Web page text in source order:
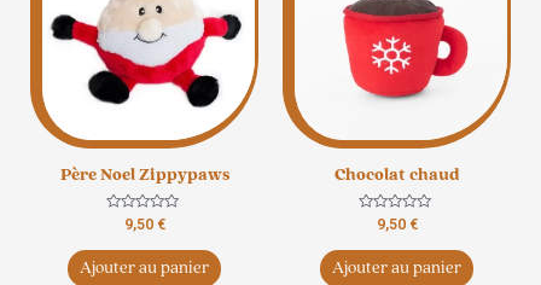
Père Noel Zippypaws
Note
sur
9,50 €
Ajouter au panier
Chocolat chaud
Note
sur
9,50 €
Ajouter au panier